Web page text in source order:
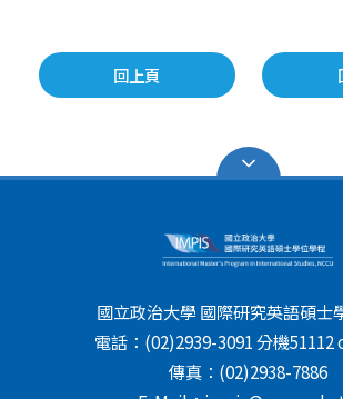
回上頁
國立政治大學 國際研究英語碩士
電話：(02)2939-3091 分機51112
傳真：(02)2938-7886